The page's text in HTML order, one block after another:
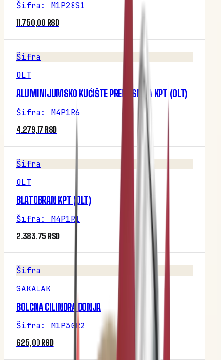
Šifra: M1P28S1
11.750,00 RSD
Šifra
OLT
ALUMINIJUMSKO KUĆIŠTE PRENOSNIKA KPT (OLT)
Šifra: M4P1R6
4.279,17 RSD
Šifra
OLT
BLATOBRAN KPT (OLT)
Šifra: M4P1R1
2.383,75 RSD
Šifra
SAKALAK
BOLCNA CILINDRA DONJA
Šifra: M1P30R2
625,00 RSD